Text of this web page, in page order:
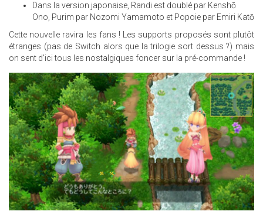
Dans la version japonaise, Randi est doublé par Kenshō
Ono, Purim par Nozomi Yamamoto et Popoie par Emiri Katō
Cette nouvelle ravira les fans ! Les supports proposés sont plutôt
étranges (pas de Switch alors que la trilogie sort dessus ?) mais
on sent d'ici tous les nostalgiques foncer sur la pré-commande !
INTRODUCTION-
FIG051.JPG